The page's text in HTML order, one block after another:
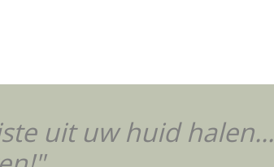
uit uw huid halen...